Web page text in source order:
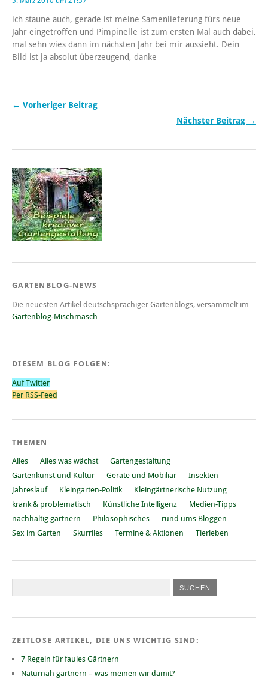
ich staune auch, gerade ist meine Samenlieferung fürs neue
Jahr eingetroffen und Pimpinelle ist zum ersten Mal auch dabei,
mal sehn wies dann im nächsten Jahr bei mir aussieht. Dein
Bild ist ja absolut überzeugend, danke
← Vorheriger Beitrag
Nächster Beitrag →
GARTENBLOG-NEWS
Die neuesten Artikel deutschsprachiger Gartenblogs, versammelt im
Gartenblog-Mischmasch
DIESEM BLOG FOLGEN:
Auf Twitter
Per RSS-Feed
THEMEN
Alles Alles was wächst
Gartengestaltung
Gartenkunst und Kultur
Geräte und Mobiliar
Insekten
Jahreslauf
Kleingarten-Politik
Kleingärtnerische Nutzung
krank & problematisch
Künstliche Intelligenz
Medien-Tipps
nachhaltig gärtnern
Philosophisches
rund ums Bloggen
Sex im Garten
Skurriles Termine & Aktionen Tierleben
ZEITLOSE ARTIKEL, DIE UNS WICHTIG SIND:
7 Regeln für faules Gärtnern
Naturnah gärtnern – was meinen wir damit?